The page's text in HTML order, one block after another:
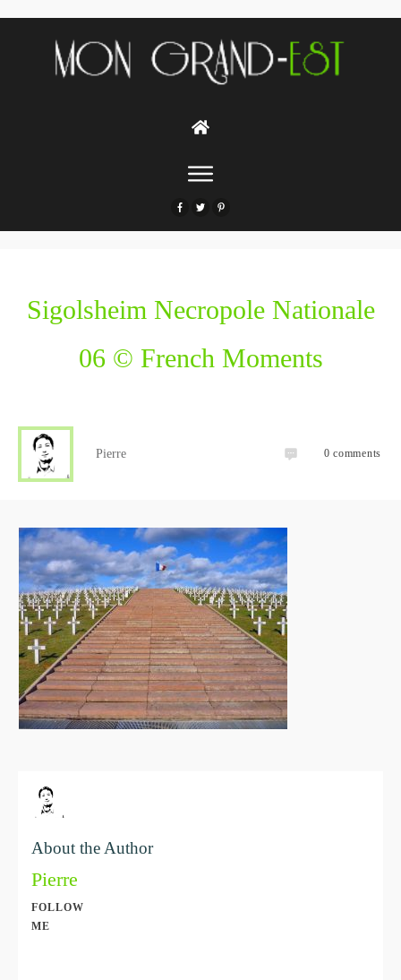
Sigolsheim Necropole Nationale
06 © French Moments
Pierre 0 comments
About the Author
Pierre
FOLLOW
ME